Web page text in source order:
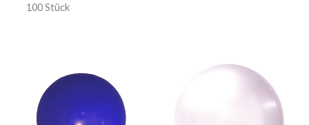
100 Stück